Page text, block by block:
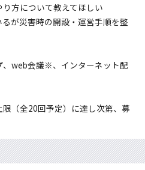
方について教えてほしい
が災害時の開設・運営手順を整
web会議※、インターネット配
（全20回予定）に達し次第、募